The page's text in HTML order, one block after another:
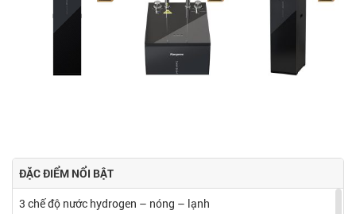
ĐẶC ĐIỂM NỔI BẬT
3 chế độ nước hydrogen – nóng – lạnh